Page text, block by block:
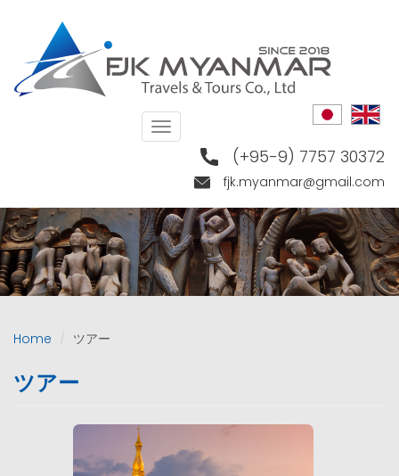
content
(+95-9) 7757 30372
fjk.myanmar@gmail.com
Toggle
navigation
Home ツアー
ツアー